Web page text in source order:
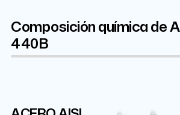
Composición química de
440B